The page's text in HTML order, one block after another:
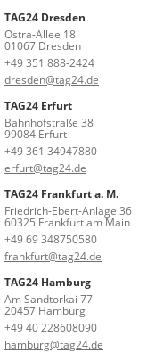
TAG24 Dresden
Ostra-Allee 18
01067 Dresden
+49 351 888-2424
dresden@tag24.de
TAG24 Erfurt
Bahnhofstraße 38
99084 Erfurt
+49 361 34947880
erfurt@tag24.de
TAG24 Frankfurt a. M.
Friedrich-Ebert-Anlage 36
60325 Frankfurt am Main
+49 69 348750580
frankfurt@tag24.de
TAG24 Hamburg
Am Sandtorkai 77
20457 Hamburg
+49 40 228608090
hamburg@tag24.de